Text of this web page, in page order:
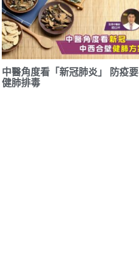
中醫角度看「新冠肺炎」 防疫要
健肺排毒